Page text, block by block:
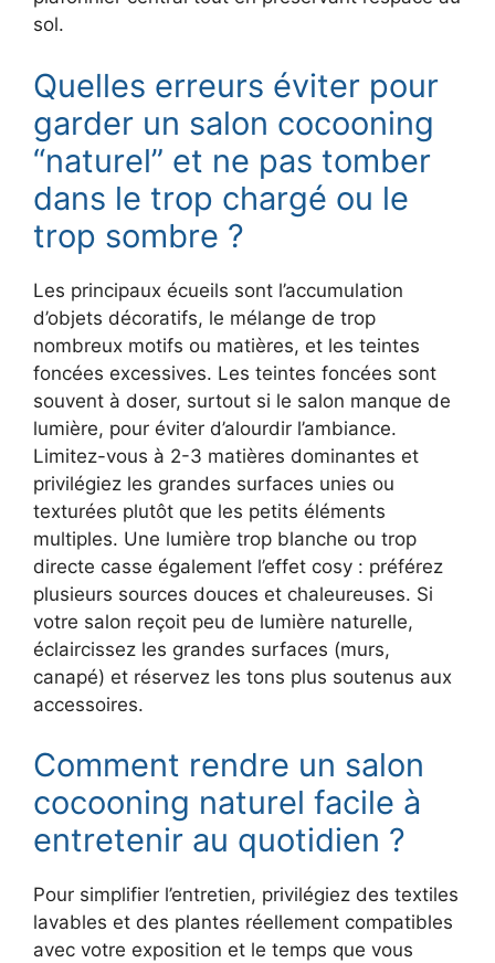
sol.
Quelles erreurs éviter pour
garder un salon cocooning
“naturel” et ne pas tomber
dans le trop chargé ou le
trop sombre ?
Les principaux écueils sont l’accumulation
d’objets décoratifs, le mélange de trop
nombreux motifs ou matières, et les teintes
foncées excessives. Les teintes foncées sont
souvent à doser, surtout si le salon manque de
lumière, pour éviter d’alourdir l’ambiance.
Limitez-vous à 2-3 matières dominantes et
privilégiez les grandes surfaces unies ou
texturées plutôt que les petits éléments
multiples. Une lumière trop blanche ou trop
directe casse également l’effet cosy : préférez
plusieurs sources douces et chaleureuses. Si
votre salon reçoit peu de lumière naturelle,
éclaircissez les grandes surfaces (murs,
canapé) et réservez les tons plus soutenus aux
accessoires.
Comment rendre un salon
cocooning naturel facile à
entretenir au quotidien ?
Pour simplifier l’entretien, privilégiez des textiles
lavables et des plantes réellement compatibles
avec votre exposition et le temps que vous